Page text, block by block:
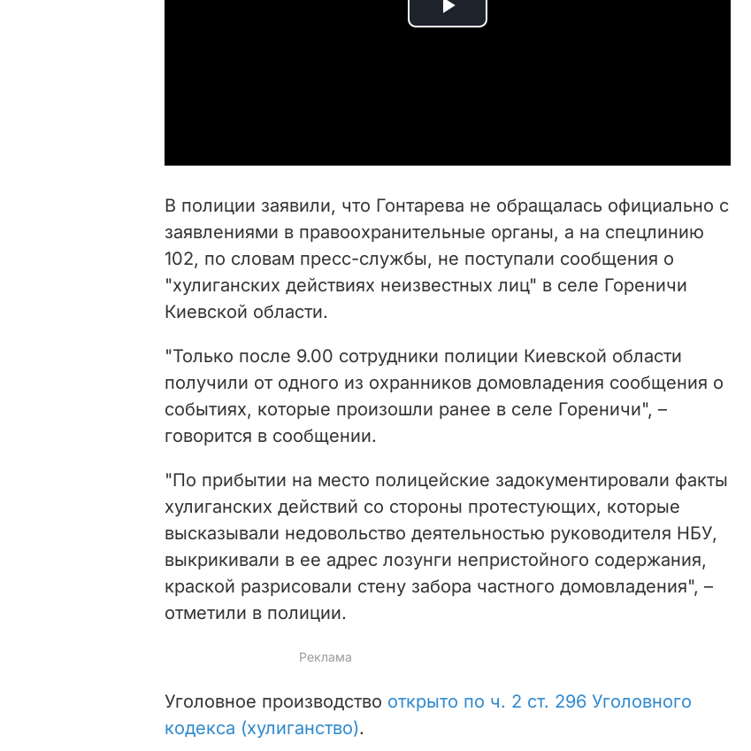
P
i
d
o
В полиции заявили, что Гонтарева не обращалась официально с
заявлениями в правоохранительные органы, а на спецлинию
102, по словам пресс-службы, не поступали сообщения о
"хулиганских действиях неизвестных лиц" в селе Гореничи
Киевской области.
"Только после 9.00 сотрудники полиции Киевской области
получили от одного из охранников домовладения сообщения о
событиях, которые произошли ранее в селе Гореничи", –
говорится в сообщении.
"По прибытии на место полицейские задокументировали факты
хулиганских действий со стороны протестующих, которые
высказывали недовольство деятельностью руководителя НБУ,
выкрикивали в ее адрес лозунги непристойного содержания,
краской разрисовали стену забора частного домовладения", –
отметили в полиции.
Уголовное производство открыто по ч. 2 ст. 296 Уголовного
кодекса (хулиганство).